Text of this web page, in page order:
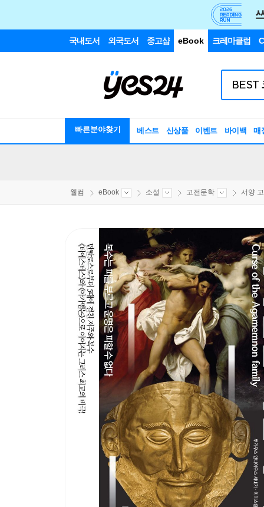
국내도서 외국도서 중고샵 eBook 크레마클럽
빠른분야찾기 베스트 신상품 이벤트 바이백 매
웰컴 eBook 소설 고전문학 서양